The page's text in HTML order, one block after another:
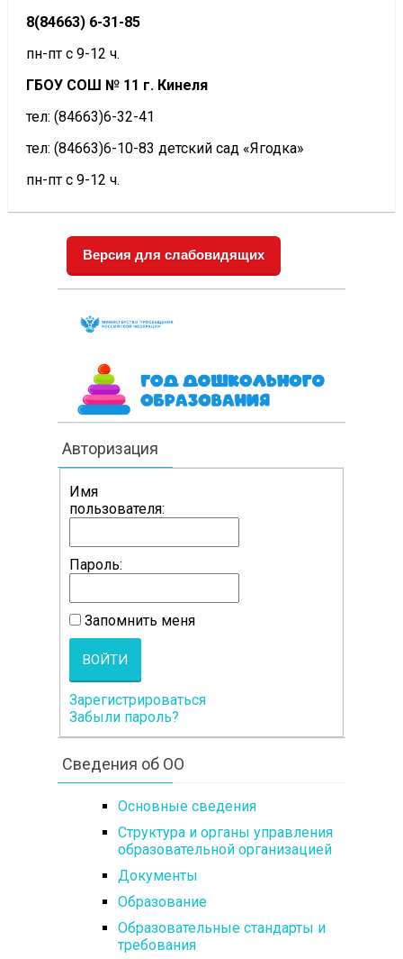
8(84663) 6-31-85
пн-пт с 9-12 ч.
ГБОУ СОШ № 11 г. Кинеля
тел: (84663)6-32-41
тел: (84663)6-10-83 детский сад «Ягодка»
пн-пт с 9-12 ч.
Версия для слабовидящих
Авторизация
Имя
пользователя:
Пароль:
Запомнить меня
ВОЙТИ
Зарегистрироваться
Забыли пароль?
Сведения об ОО
Основные сведения
Структура и органы управления
образовательной организацией
Документы
Образование
Образовательные стандарты и
требования